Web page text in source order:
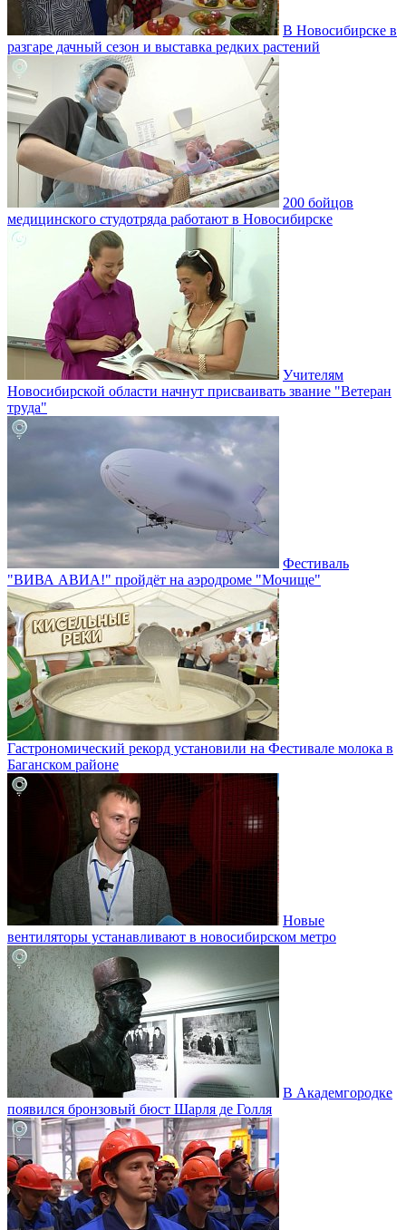
В Новосибирске в
разгаре дачный сезон и выставка редких растений
200 бойцов
медицинского студотряда работают в Новосибирске
Учителям
Новосибирской области начнут присваивать звание "Ветеран
труда"
Фестиваль
"ВИВА АВИА!" пройдёт на аэродроме "Мочище"
Гастрономический рекорд установили на Фестивале молока в
Баганском районе
Новые
вентиляторы устанавливают в новосибирском метро
В Академгородке
появился бронзовый бюст Шарля де Голля